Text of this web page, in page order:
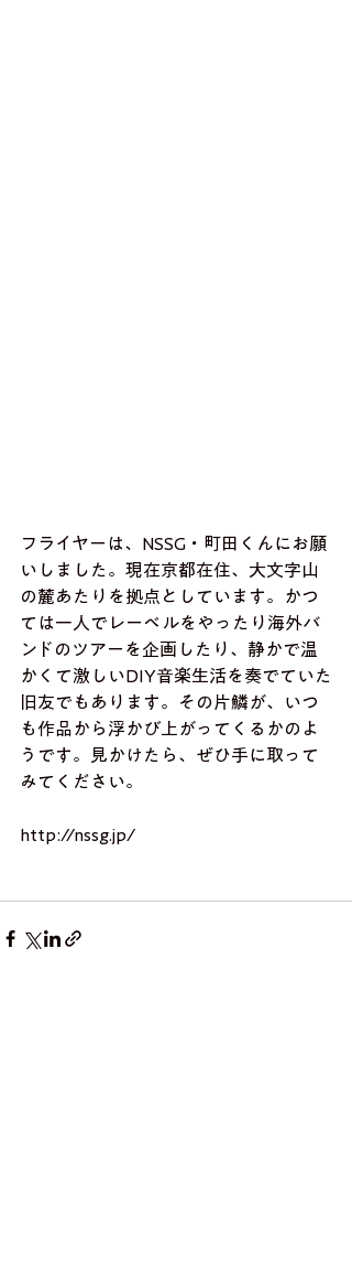
フライヤーは、NSSG・町田くんにお願
いしました。現在京都在住、大文字山
の麓あたりを拠点としています。かつ
ては一人でレーベルをやったり海外バ
ンドのツアーを企画したり、静かで温
かくて激しいDIY音楽生活を奏でていた
旧友でもあります。その片鱗が、いつ
も作品から浮かび上がってくるかのよ
うです。見かけたら、ぜひ手に取って
みてください。
http://nssg.jp/